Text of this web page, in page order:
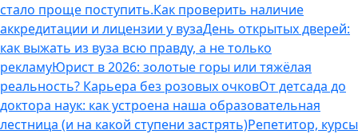
стало проще поступить.Как проверить наличие
аккредитации и лицензии у вузаДень открытых дверей:
как выжать из вуза всю правду, а не только
рекламуЮрист в 2026: золотые горы или тяжёлая
реальность? Карьера без розовых очковОт детсада до
доктора наук: как устроена наша образовательная
лестница (и на какой ступени застрять)Репетитор, курсы